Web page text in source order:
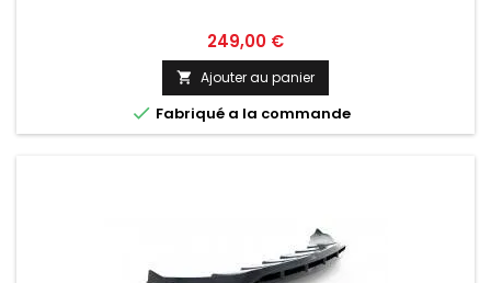
Prix
249,00 €
 Ajouter au panier
 Fabriqué a la commande